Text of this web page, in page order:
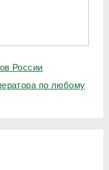
России
по любому